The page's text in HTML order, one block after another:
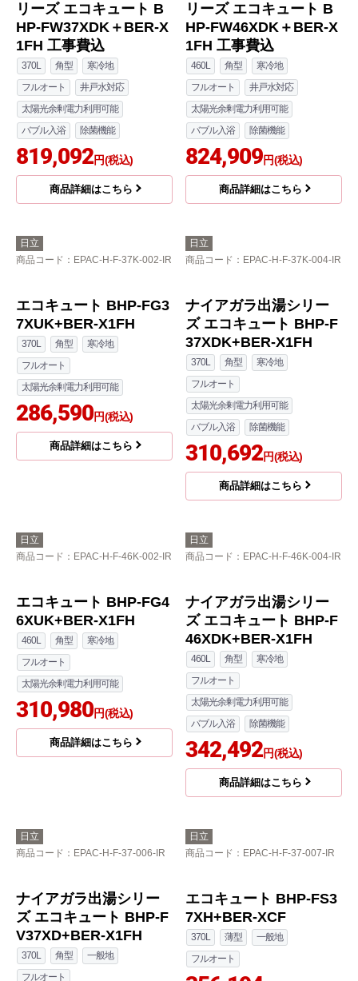
ナイアガラタフネスシ
リーズ エコキュート B
HP-FW37XDK＋BER-X
1FH 工事費込
370L 角型
寒冷地
太陽光余剰電力利用可能
バブル入浴
819,092円(税込)
商品詳細はこちら
リーズ エコキュート B
HP-FW46XDK＋BER-X
1FH 工事費込
460L 角型
寒冷地
フルオート
井戸水対応
太陽光余剰電力利用可能
バブル入浴
除菌機能
824,909円(税込)
商品詳細はこちら
日立
商品コード：EPAC-H-F-37K-002-IR
エコキュート BHP-FG3
7XUK+BER-X1FH
286,590円(税込)
日立
商品コード：EPAC-H-F-37K-004-IR
ナイアガラ出湯シリー
ズ エコキュート BHP-F
37XDK+BER-X1FH
370L 角型
寒冷地
太陽光余剰電力利用可能
バブル入浴
310,692円(税込)
商品詳細はこちら
日立
商品コード：EPAC-H-F-46K-002-IR
エコキュート BHP-FG4
6XUK+BER-X1FH
310,980円(税込)
日立
商品コード：EPAC-H-F-46K-004-IR
ナイアガラ出湯シリー
ズ エコキュート BHP-F
46XDK+BER-X1FH
460L 角型
寒冷地
太陽光余剰電力利用可能
バブル入浴
342,492円(税込)
商品詳細はこちら
日立
日立